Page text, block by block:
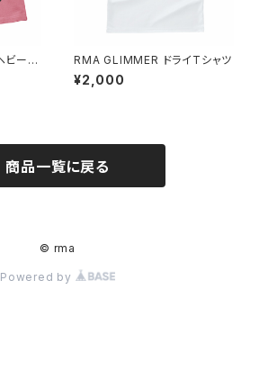
RMA GLIMMER ドライTシャツ
¥2,000
商品一覧に戻る
© rma
Powered by